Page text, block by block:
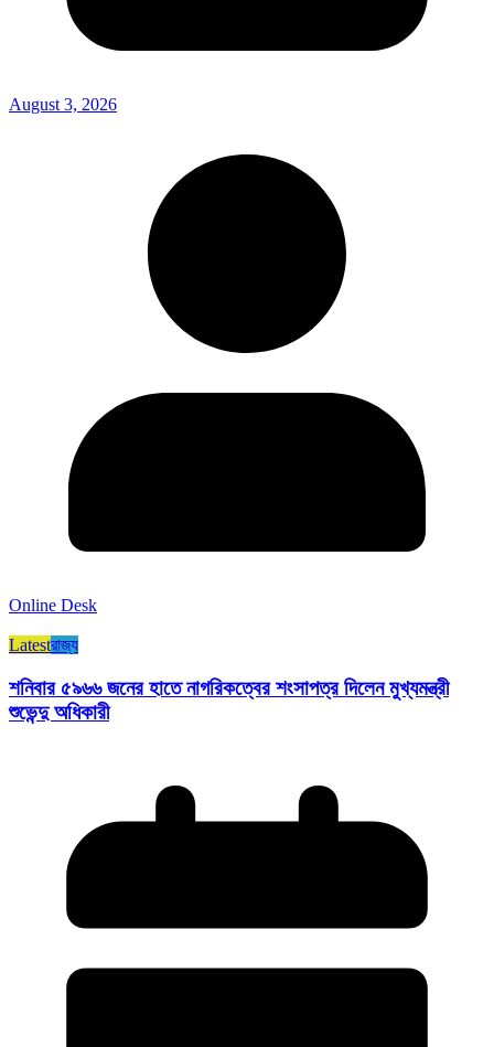
August 3, 2026
Online Desk
Latestরাজ্য​
শনিবার ৫৯৬৬ জনের হাতে নাগরিকত্বের শংসাপত্র দিলেন মুখ্যমন্ত্রী
শুভেন্দু অধিকারী